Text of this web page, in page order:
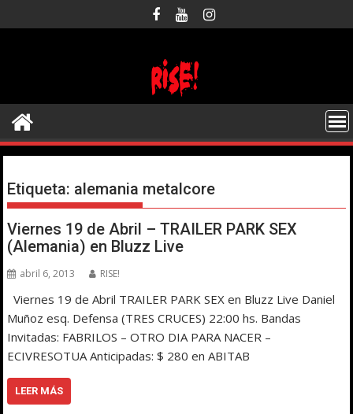
al
Etiqueta: alemania metalcore
Viernes 19 de Abril – TRAILER PARK SEX
(Alemania) en Bluzz Live
abril 6, 2013 RISE!
Viernes 19 de Abril TRAILER PARK SEX en Bluzz Live Daniel
Muñoz esq. Defensa (TRES CRUCES) 22:00 hs. Bandas
Invitadas: FABRILOS – OTRO DIA PARA NACER –
ECIVRESOTUA Anticipadas: $ 280 en ABITAB
LEER MÁS